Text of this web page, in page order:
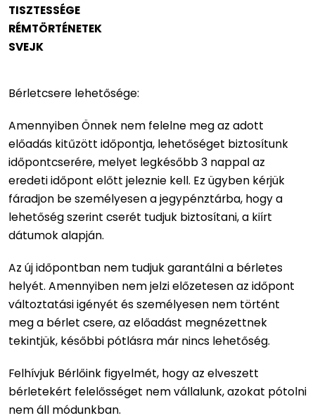
TISZTESSÉGE
RÉMTÖRTÉNETEK
SVEJK
Bérletcsere lehetősége:
Amennyiben Önnek nem felelne meg az adott
előadás kitűzött időpontja, lehetőséget biztosítunk
időpontcserére, melyet legkésőbb 3 nappal az
eredeti időpont előtt jeleznie kell. Ez ügyben kérjük
fáradjon be személyesen a jegypénztárba, hogy a
lehetőség szerint cserét tudjuk biztosítani, a kiírt
dátumok alapján.
Az új időpontban nem tudjuk garantálni a bérletes
helyét. Amennyiben nem jelzi előzetesen az időpont
változtatási igényét és személyesen nem történt
meg a bérlet csere, az előadást megnézettnek
tekintjük, későbbi pótlásra már nincs lehetőség.
Felhívjuk Bérlőink figyelmét, hogy az elveszett
bérletekért felelősséget nem vállalunk, azokat pótolni
nem áll módunkban.